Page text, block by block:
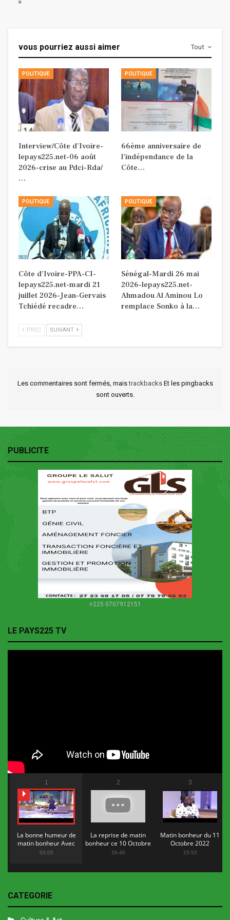
Tout
vous pourriez aussi aimer
POLITIQUE
Interview/Côte d’Ivoire-
lepays225.net-06 août
2026-crise au Pdci-Rda/
…
POLITIQUE
66ème anniversaire de
l’indépendance de la
Côte…
POLITIQUE
Côte d’Ivoire-PPA-CI-
lepays225.net-mardi 21
juillet 2026-Jean-Gervais
Tchiédé recadre…
POLITIQUE
Sénégal-Mardi 26 mai
2026-lepays225.net-
Ahmadou Al Aminou Lo
remplace Sonko à la…
PREC SUIVANT
Les commentaires sont fermés, maistrackbacks Et les pingbacks
sont ouverts.
PUBLICITE
+225 0707912151
LE PAYS225 TV
1
La bonne humeur de
matin bonheur Avec
Flopy Mendosa
03:05
2
La reprise de matin
bonheur ce 10 Octobre
2022
26:40
3
Matin bonheur du 11
Octobre 2022
23:52
CATEGORIE